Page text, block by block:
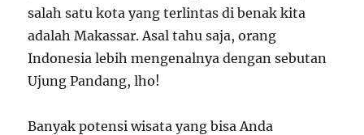
salah satu kota yang terlintas di benak kita
adalah Makassar. Asal tahu saja, orang
Indonesia lebih mengenalnya dengan sebutan
Ujung Pandang, lho!
Banyak potensi wisata yang bisa Anda